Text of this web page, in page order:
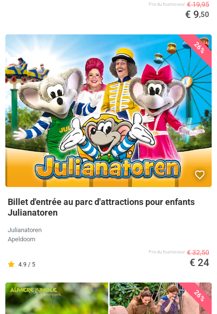
Prix ​​du fournisseur € 19,95
€ 9,50
26%
Billet d'entrée au parc d'attractions pour enfants
Julianatoren
Julianatoren
Apeldoorn
4.9 / 5
Prix ​​du fournisseur € 32,50
€ 24
26%